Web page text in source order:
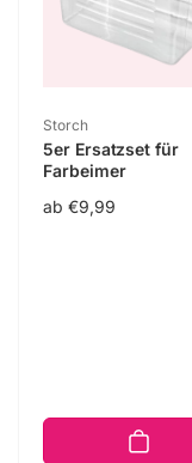
Anbieter:
Storch
5er Ersatzset für
Farbeimer
Normaler
ab €9,99